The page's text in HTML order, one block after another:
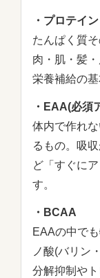
・プロテイン
たんぱく質
肉・肌・髪
栄養補給の基
・EAA(必須
体内で作れ
るもの。吸
ど「すぐに
す。
・BCAA
EAAの中で
ノ酸(バリン
分解抑制や